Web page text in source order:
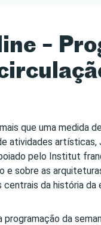
–
que uma medida
atividades
pelo Institut
sobre as
da história
programação da